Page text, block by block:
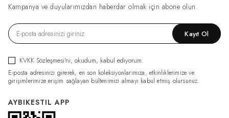
Kampanya ve duyularımızdan haberdar olmak için abone olun.
Kayıt Ol
KVKK Sözleşmesi'ni, okudum, kabul ediyorum.
E-posta adresinizi girerek, en son koleksiyonlarımıza, etkinliklerimize ve
girişimlerimize erişim sağlayan bültenimizi almayı kabul etmiş olursunuz.
AYBIKESTIL APP